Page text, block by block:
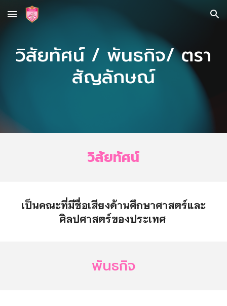
Skip to main content Skip to navigation
วิสัยทัศน์ / พันธกิจ/ ตรา
สัญลักษณ์
วิสัยทัศน์
เป็นคณะที่มีชื่อเสียงด้านศึกษาศาสตร์และ
ศิลปศาสตร์ของประเทศ
พันธกิจ